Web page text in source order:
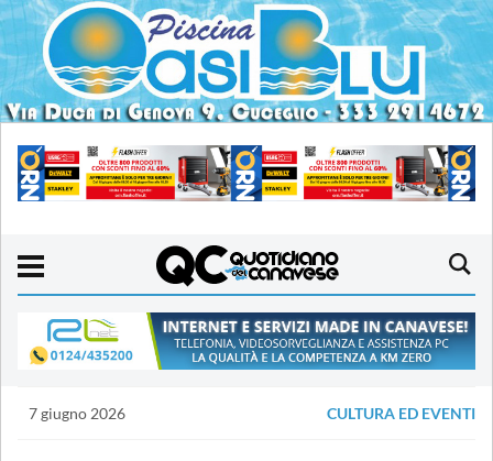
7 giugno 2026 CULTURA ED EVENTI